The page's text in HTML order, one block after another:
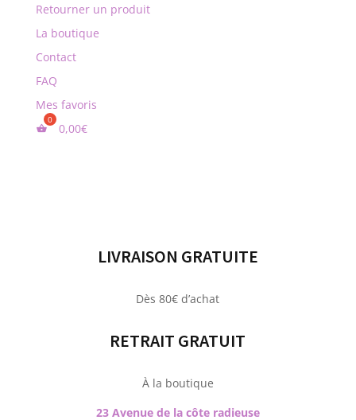
Retourner un produit
La boutique
Contact
FAQ
Mes favoris
0,00€
LIVRAISON GRATUITE
Dès 80€ d’achat
RETRAIT GRATUIT
À la boutique
23 Avenue de la côte radieuse